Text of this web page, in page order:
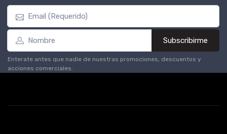
Subscribirme
Enterate antes que nadie de nuestras promociones, descuentos y
acciones comerciales.